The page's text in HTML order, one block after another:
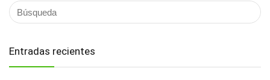
Entradas recientes